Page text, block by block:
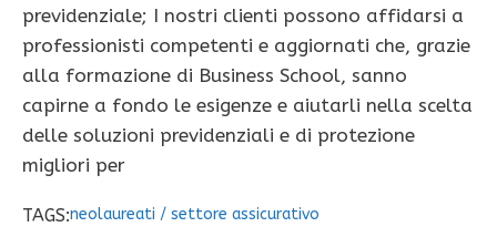
previdenziale; I nostri clienti possono affidarsi a
professionisti competenti e aggiornati che, grazie
alla formazione di Business School, sanno
capirne a fondo le esigenze e aiutarli nella scelta
delle soluzioni previdenziali e di protezione
migliori per
TAGS:neolaureati / settore assicurativo